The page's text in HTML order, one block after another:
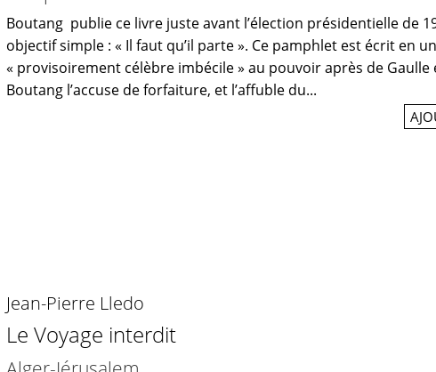
Boutang publie ce livre juste avant l’élection présidentielle de
objectif simple : « Il faut qu’il parte ». Ce pamphlet est écrit en
« provisoirement célèbre imbécile » au pouvoir après de Gaulle
Boutang l’accuse de forfaiture, et l’affuble du...
Jean-Pierre Lledo
Le Voyage interdit